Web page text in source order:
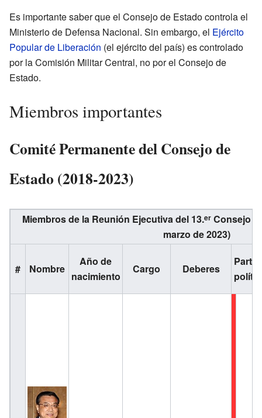
Es importante saber que el Consejo de Estado controla el
Ministerio de Defensa Nacional. Sin embargo, el Ejército
Popular de Liberación (el ejército del país) es controlado
por la Comisión Militar Central, no por el Consejo de
Estado.
Miembros importantes
Comité Permanente del Consejo de
Estado (2018-2023)
Miembros de la Reunión Ejecutiva del 13.er Consejo
marzo de 2023)
# Nombre
Año de
nacimiento
Cargo Deberes